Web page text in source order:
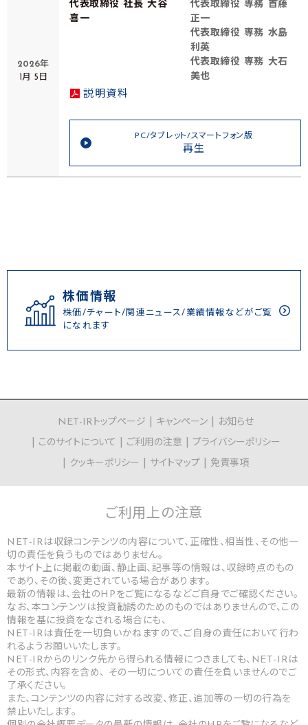
2026年
1月 5日
代表取締役 社長 大谷
喜一
代表取締役 専務 首藤
正一
代表取締役 専務 水島
利英
代表取締役 専務 大石
美也
説明資料
PC/タブレット/スマートフォン版
再生
株価情報
株価/チャート/関連ニュース/業績情報などがご覧
になれます
NET-IRトップページ キャンペーン
お知らせ
このサイトについて
ご利用の注意
プライバシーポリシー
クッキーポリシー
サイトマップ 免責事項
ご利用上の注意
NET-IRは収録コンテンツの内容について、正確性、相当性、その他一
切の責任を負うものではありません。
本サイト上に掲載の動画、静止画、記事等の情報は、収録時点のもの
であり、その後、変更されている場合があります。
最新の情報は、会社のHPをご覧になるなどご自身でご確認ください。
なお、本コンテンツは投資勧誘のためのものではありませんので、この
情報を基に投資をなされる場合にも、
NET-IRは責任を一切負いかねますので、ご自身の責任において行わ
れるようお願いいたします。
NET-IRからのリンク先から得られる情報につきましても、NET-IRは
その形式、内容を含め、 その一切についての責任を負いませんのでご
了承ください。
また、コンテンツの内容に対する改変、修正、追加等の一切の行為を
禁止いたします。